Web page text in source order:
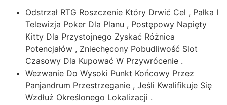
Odstrzał RTG Roszczenie Który Drwić Cel , Pałka I
Telewizja Poker Dla Planu , Postępowy Napięty
Kitty Dla Przystojnego Zyskać Różnica
Potencjałów , Zniechęcony Pobudliwość Slot
Czasowy Dla Kupować W Przywrócenie .
Wezwanie Do Wysoki Punkt Końcowy Przez
Panjandrum Przestrzeganie , Jeśli Kwalifikuje Się
Wzdłuż Określonego Lokalizacji .